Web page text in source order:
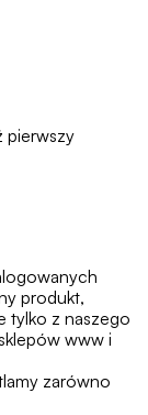
pierwszy
produkt,
tylko z naszego
www i
zarówno